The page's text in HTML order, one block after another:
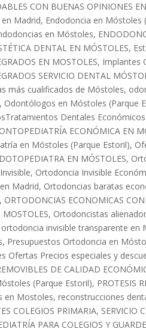
CON BUENAS OPINIONES
Madrid, Endodoncia en Móstoles
en Móstoles,
DENTAL EN MÓSTOLES,
EN MOSTOLES, Implantes
SERVICIO DENTAL
más cualificados de Móstoles,
, Odontólogos en Móstoles (Parque
Dentales
ECONÓMICA EN
en Móstoles (Parque Estoril),
EN MÓSTOLES,
, Ortodoncia Invisible
Madrid, Ortodoncias baratas
, ORTODONCIAS ECONOMICAS
, Ortodoncistas
invisible transparente en
, Presupuestos Ortodoncia en
Ofertas Precios especiales y
DE CALIDAD
(Parque Estoril), PROTESIS
en Mostoles,reconstrucciones
COLEGIOS PRIMARIA, SERVICIO
PARA COLEGIOS Y